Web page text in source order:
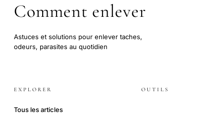
Comment enlever
Astuces et solutions pour enlever taches,
odeurs, parasites au quotidien
EXPLORER
Tous les articles
OUTILS